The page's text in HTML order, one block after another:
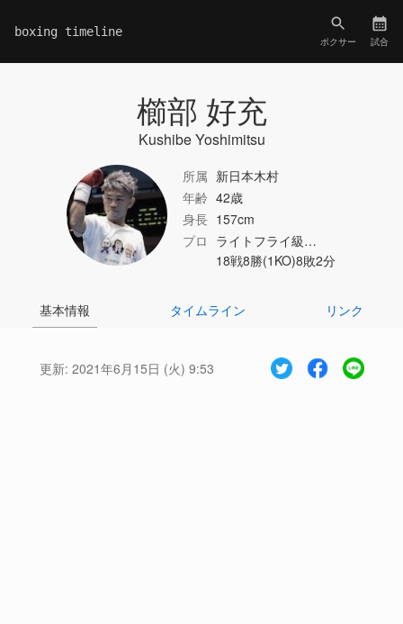
boxing timeline
ボクサー 試合
櫛部 好充
Kushibe Yoshimitsu
所属 新日本木村
年齢 42歳
身長 157cm
プロ ライトフライ級…
18戦8勝(1KO)8敗2分
基本情報 タイムライン リンク
更新: 2021年6月15日 (火) 9:53